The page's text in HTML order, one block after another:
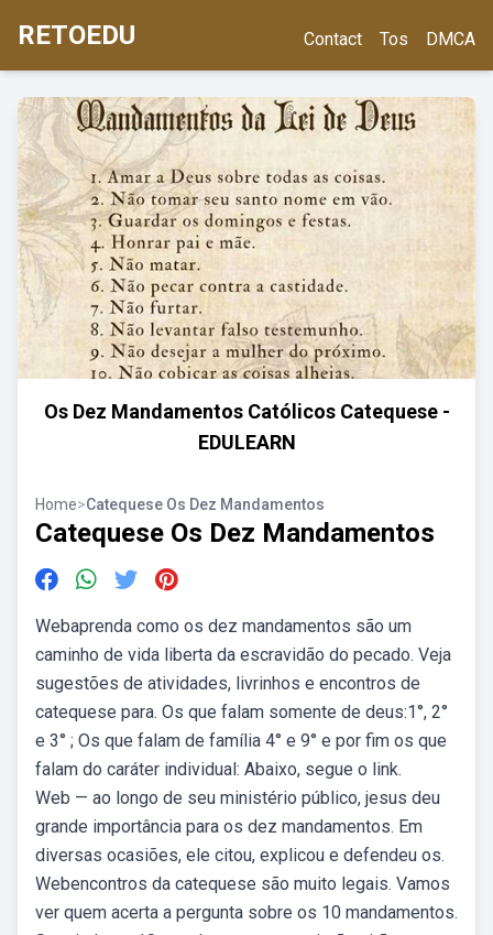
RETOEDU Contact Tos DMCA
Os Dez Mandamentos Católicos Catequese -
EDULEARN
Home>Catequese Os Dez Mandamentos
Catequese Os Dez Mandamentos
Webaprenda como os dez mandamentos são um
caminho de vida liberta da escravidão do pecado. Veja
sugestões de atividades, livrinhos e encontros de
catequese para. Os que falam somente de deus:1°, 2°
e 3° ; Os que falam de família 4° e 9° e por fim os que
falam do caráter individual: Abaixo, segue o link.
Web — ao longo de seu ministério público, jesus deu
grande importância para os dez mandamentos. Em
diversas ocasiões, ele citou, explicou e defendeu os.
Webencontros da catequese são muito legais. Vamos
ver quem acerta a pergunta sobre os 10 mandamentos.